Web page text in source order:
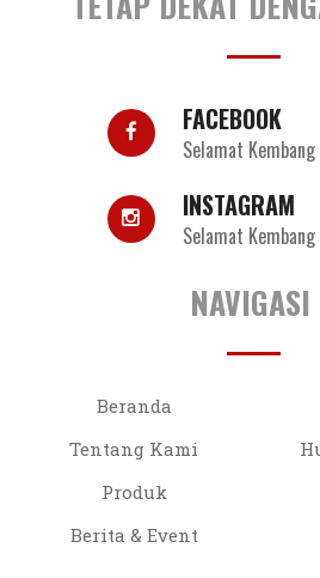
FACEBOOK
Selamat
INSTAGRAM
Selamat
NAVIGASI
Beranda
Tentang Kami
Produk
Berita & Event